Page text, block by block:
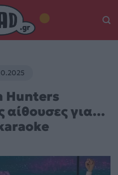
Hunters
αίθουσες για…